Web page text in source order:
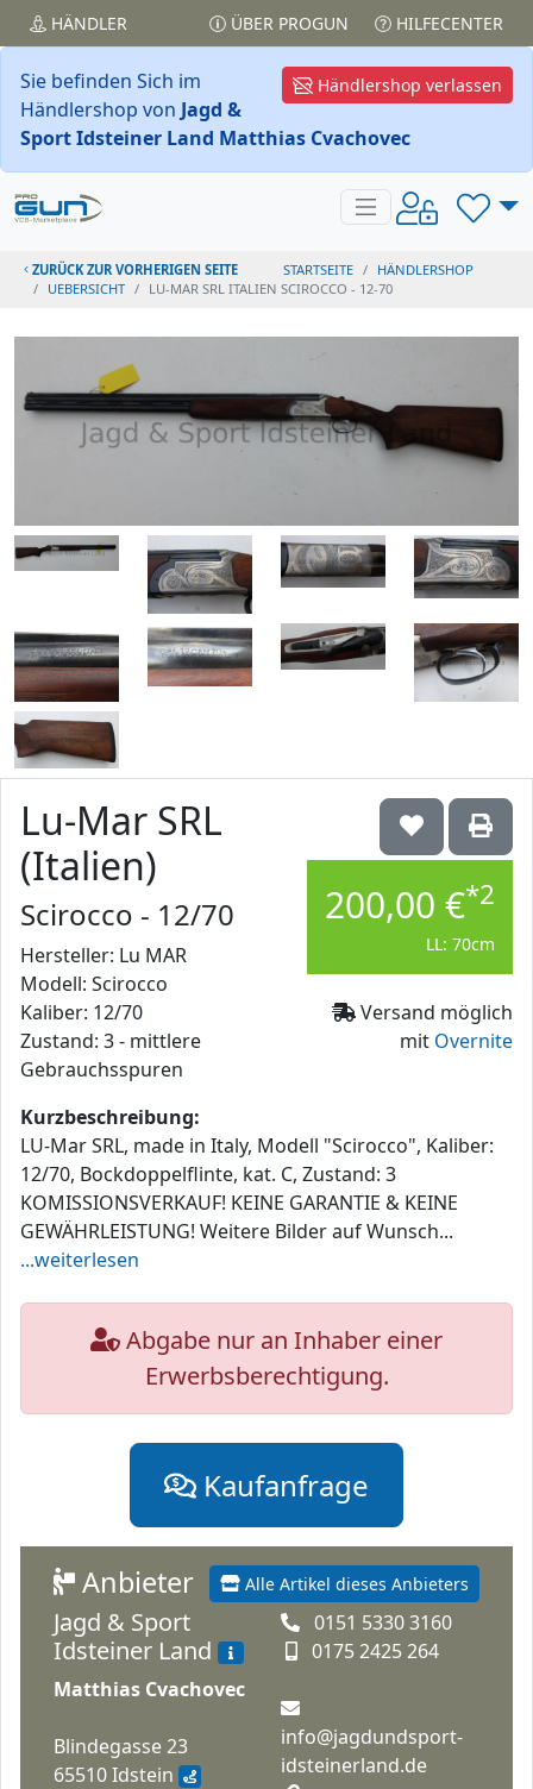
HÄNDLER ÜBER PROGUN HILFECENTER
Händlershop verlassen
Sie befinden Sich im
Händlershop von Jagd &
Sport Idsteiner Land Matthias Cvachovec
ZURÜCK ZUR VORHERIGEN SEITE STARTSEITE
HÄNDLERSHOP
UEBERSICHT
LU-MAR SRL ITALIEN SCIROCCO - 12-70
200,00 €*2
LL: 70cm
Versand möglich
mit Overnite
Lu-Mar SRL
(Italien)
Scirocco - 12/70
Hersteller: Lu MAR
Modell: Scirocco
Kaliber: 12/70
Zustand: 3 - mittlere
Gebrauchsspuren
Kurzbeschreibung:
LU-Mar SRL, made in Italy, Modell "Scirocco", Kaliber:
12/70, Bockdoppelflinte, kat. C, Zustand: 3
KOMISSIONSVERKAUF! KEINE GARANTIE & KEINE
GEWÄHRLEISTUNG! Weitere Bilder auf Wunsch...
...weiterlesen
Abgabe nur an Inhaber einer
Erwerbsberechtigung.
Kaufanfrage
Alle Artikel dieses Anbieters
Anbieter
Jagd & Sport
Idsteiner Land
Matthias Cvachovec
Blindegasse 23
65510 Idstein
0151 5330 3160
0175 2425 264
info@jagdundsport-
idsteinerland.de